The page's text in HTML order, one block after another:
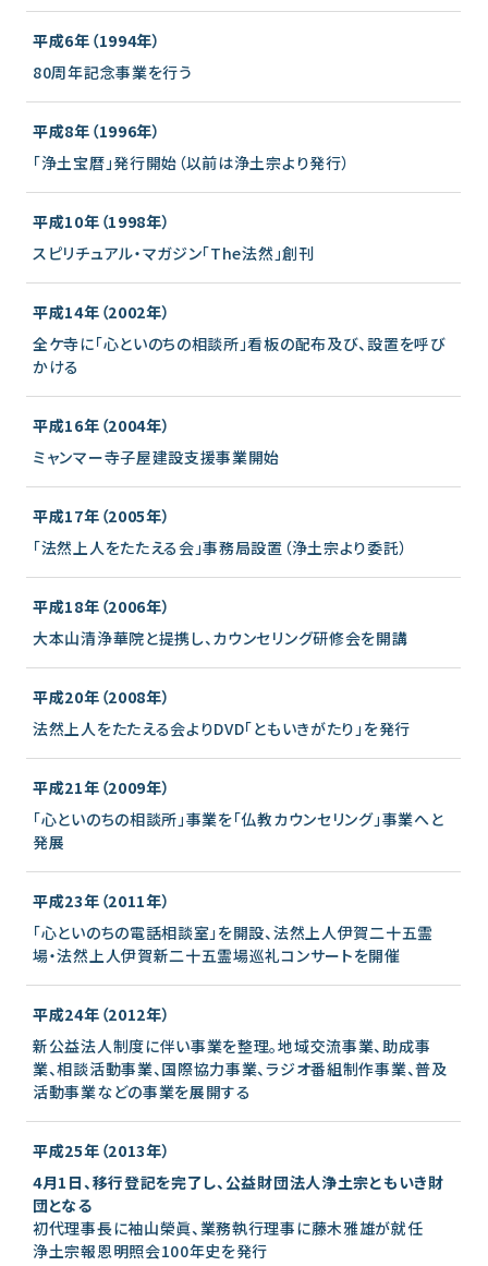
平成6年（1994年）
80周年記念事業を行う
平成8年（1996年）
「浄土宝暦」発行開始（以前は浄土宗より発行）
平成10年（1998年）
スピリチュアル・マガジン「The法然」創刊
平成14年（2002年）
全ケ寺に「心といのちの相談所」看板の配布及び、設置を呼び
かける
平成16年（2004年）
ミャンマー寺子屋建設支援事業開始
平成17年（2005年）
「法然上人をたたえる会」事務局設置（浄土宗より委託）
平成18年（2006年）
大本山清浄華院と提携し、カウンセリング研修会を開講
平成20年（2008年）
法然上人をたたえる会よりDVD「ともいきがたり」を発行
平成21年（2009年）
「心といのちの相談所」事業を「仏教カウンセリング」事業へと
発展
平成23年（2011年）
「心といのちの電話相談室」を開設、法然上人伊賀二十五霊
場・法然上人伊賀新二十五霊場巡礼コンサートを開催
平成24年（2012年）
新公益法人制度に伴い事業を整理。地域交流事業、助成事
業、相談活動事業、国際協力事業、ラジオ番組制作事業、普及
活動事業などの事業を展開する
平成25年（2013年）
4月1日、移行登記を完了し、公益財団法人浄土宗ともいき財
団となる
初代理事長に袖山榮眞、業務執行理事に藤木雅雄が就任
浄土宗報恩明照会100年史を発行